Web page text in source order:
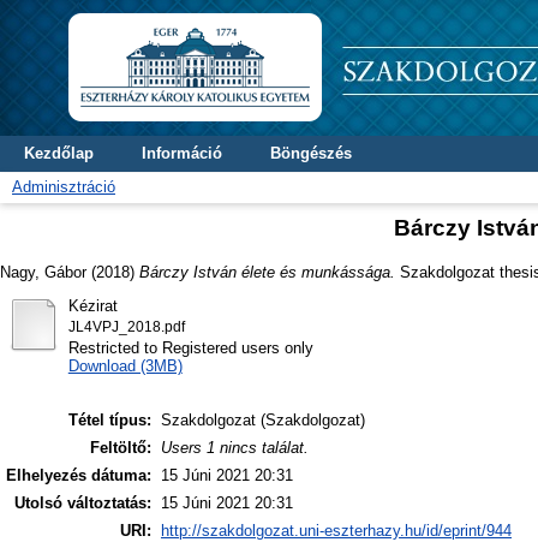
Kezdőlap Információ
Böngészés
Adminisztráció
Bárczy
Nagy, Gábor(2018) Bárczy István élete és munkássága. Szakdolgozat
Kézirat
JL4VPJ_2018.pdf
Restricted to Registered users only
Download (3MB)
Tétel típus: Szakdolgozat (Szakdolgozat)
Feltöltő:
Users 1 nincs találat.
Elhelyezés dátuma:
15 Júni 2021 20:31
Utolsó változtatás:
15 Júni 2021 20:31
URI:
http://szakdolgozat.uni-eszterhazy.hu/id/eprint/944